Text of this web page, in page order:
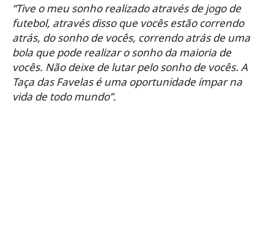
“Tive o meu sonho realizado através de jogo de
futebol, através disso que vocês estão correndo
atrás, do sonho de vocês, correndo atrás de uma
bola que pode realizar o sonho da maioria de
vocês. Não deixe de lutar pelo sonho de vocês. A
Taça das Favelas é uma oportunidade ímpar na
vida de todo mundo”.